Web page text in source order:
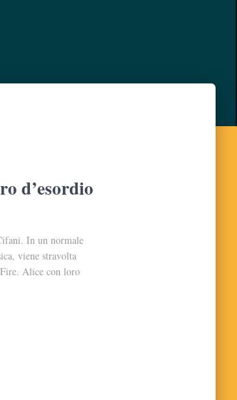
d’esordio
In un normale
viene stravolta
Alice con loro